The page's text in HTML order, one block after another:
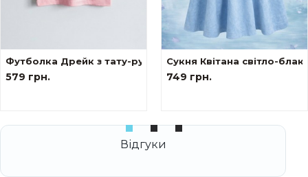
Футболка Дрейк з тату-рукавами Сакура
579 грн.
Сукня Квітана світло-
749 грн.